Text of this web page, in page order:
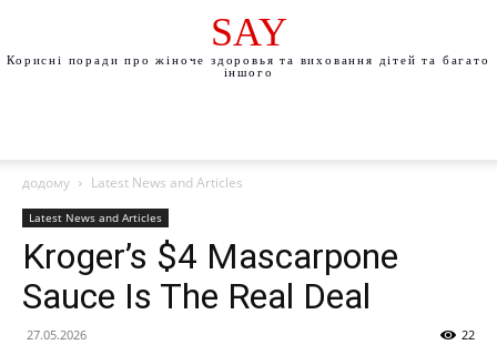
SAY
Корисні поради про жіноче здоровья та виховання дітей та багато
іншого
додому Latest News and Articles
Latest News and Articles
Kroger’s $4 Mascarpone
Sauce Is The Real Deal
27.05.2026 22